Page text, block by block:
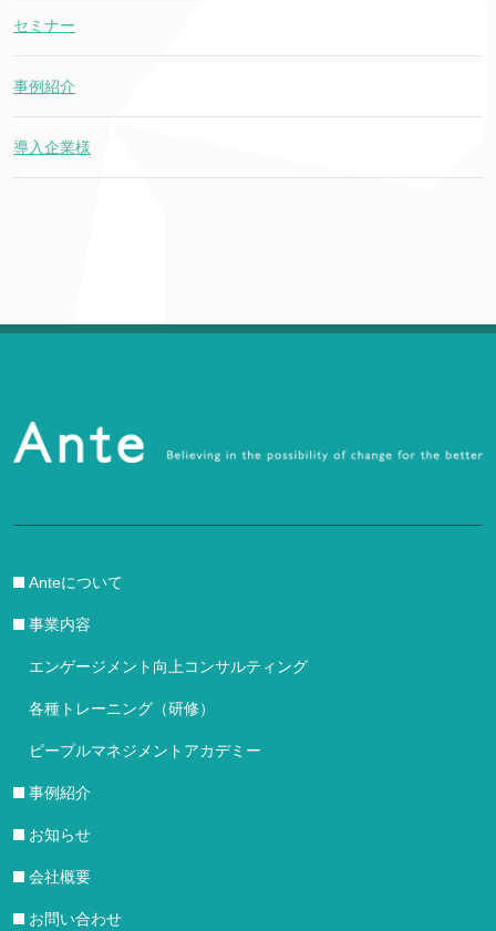
セミナー
事例紹介
導入企業様
Anteについて
事業内容
エンゲージメント向上コンサルティング
各種トレーニング（研修）
ピープルマネジメントアカデミー
事例紹介
お知らせ
会社概要
お問い合わせ